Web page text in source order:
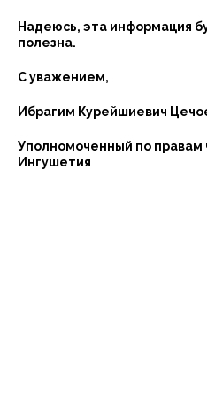
Надеюсь, эта информация
полезна.
С уважением,
Ибрагим Курейшиевич
Уполномоченный по правам
Ингушетия